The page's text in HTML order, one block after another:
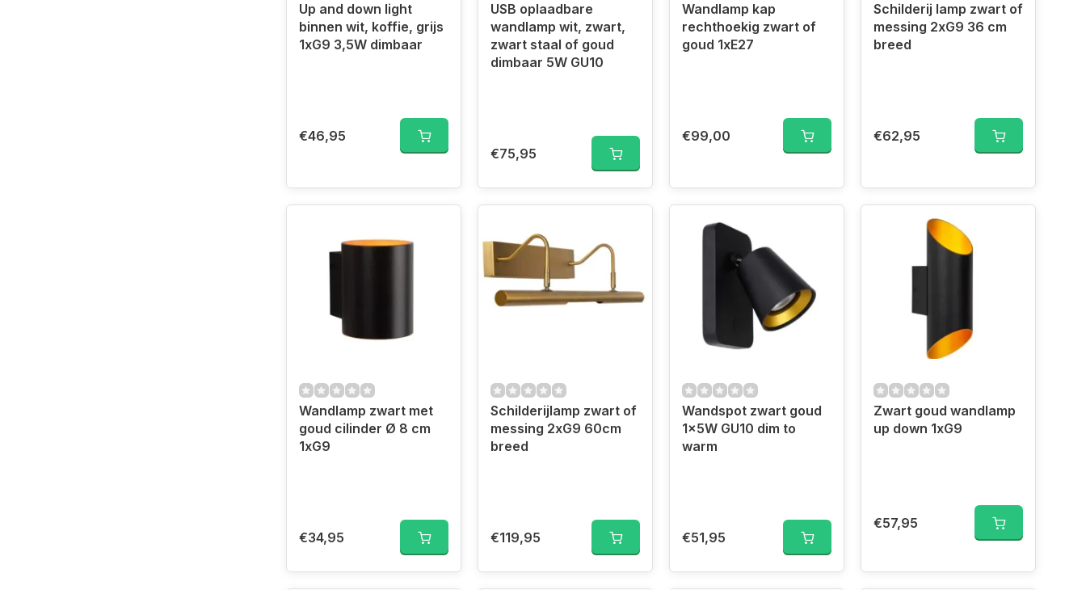
Up and down light
binnen wit, koffie, grijs
1xG9 3,5W dimbaar
€46,95
USB oplaadbare
wandlamp wit, zwart,
zwart staal of goud
dimbaar 5W GU10
€75,95
Wandlamp kap
rechthoekig zwart of
goud 1xE27
€99,00
Schilderij lamp zwart of
messing 2xG9 36 cm
breed
€62,95
Wandlamp zwart met
goud cilinder Ø 8 cm
1xG9
€34,95
Schilderijlamp zwart of
messing 2xG9 60cm
breed
€119,95
Wandspot zwart goud
1x5W GU10 dim to
warm
€51,95
Zwart goud wandlamp
up down 1xG9
€57,95